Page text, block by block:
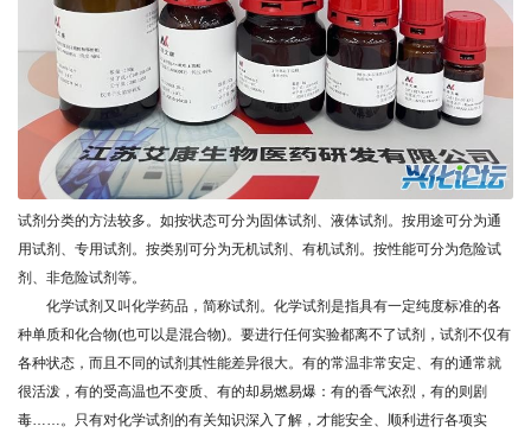
试剂分类的方法较多。如按状态可分为固体试剂、液体试剂。按用途可分为通
用试剂、专用试剂。按类别可分为无机试剂、有机试剂。按性能可分为危险试
剂、非危险试剂等。
化学试剂又叫化学药品，简称试剂。化学试剂是指具有一定纯度标准的各
种单质和化合物(也可以是混合物)。要进行任何实验都离不了试剂，试剂不仅有
各种状态，而且不同的试剂其性能差异很大。有的常温非常安定、有的通常就
很活泼，有的受高温也不变质、有的却易燃易爆：有的香气浓烈，有的则剧
毒……。只有对化学试剂的有关知识深入了解，才能安全、顺利进行各项实